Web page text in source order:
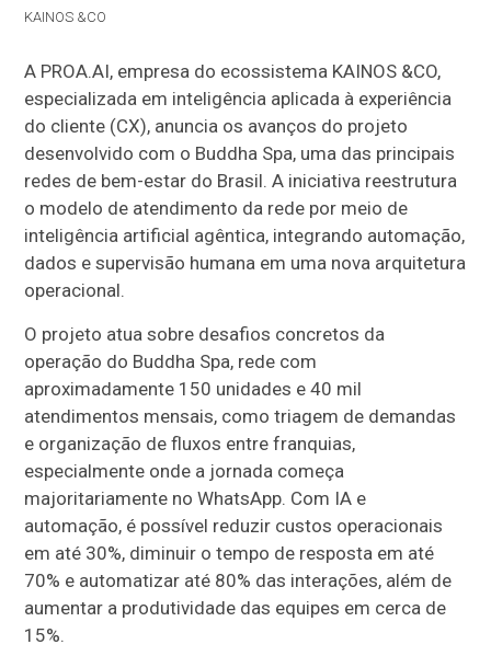
KAINOS &CO
A PROA.AI, empresa do ecossistema KAINOS &CO,
especializada em inteligência aplicada à experiência
do cliente (CX), anuncia os avanços do projeto
desenvolvido com o Buddha Spa, uma das principais
redes de bem-estar do Brasil. A iniciativa reestrutura
o modelo de atendimento da rede por meio de
inteligência artificial agêntica, integrando automação,
dados e supervisão humana em uma nova arquitetura
operacional.
O projeto atua sobre desafios concretos da
operação do Buddha Spa, rede com
aproximadamente 150 unidades e 40 mil
atendimentos mensais, como triagem de demandas
e organização de fluxos entre franquias,
especialmente onde a jornada começa
majoritariamente no WhatsApp. Com IA e
automação, é possível reduzir custos operacionais
em até 30%, diminuir o tempo de resposta em até
70% e automatizar até 80% das interações, além de
aumentar a produtividade das equipes em cerca de
15%.